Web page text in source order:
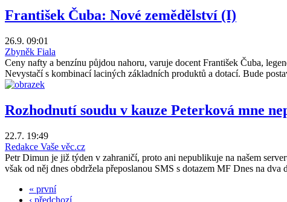
František Čuba: Nové zemědělství (I)
26.9. 09:01
Zbyněk Fiala
Ceny nafty a benzínu půjdou nahoru, varuje docent František Čuba,
Nevystačí s kombinací laciných základních produktů a dotací. Bude
Rozhodnutí soudu v kauze Peterková mne
22.7. 19:49
Redakce Vaše věc.cz
Petr Dimun je již týden v zahraničí, proto ani nepublikuje na našem
však od něj dnes obdržela přeposlanou SMS s dotazem MF Dnes na dva
« první
‹ předchozí